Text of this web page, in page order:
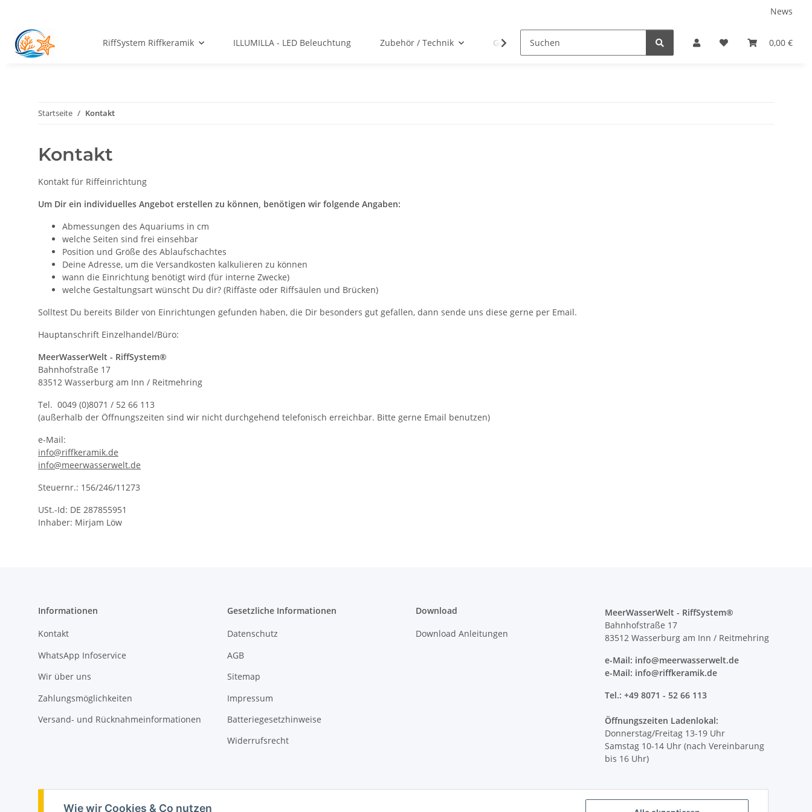
Wie wir Cookies & Co nutzen
News
0,00 €
RiffSystem Riffkeramik ILLUMILLA - LED Beleuchtung Zubehör / Technik Gutscheine
Startseite Kontakt
Kontakt
Kontakt für Riffeinrichtung
Um Dir ein individuelles Angebot erstellen zu können, benötigen wir folgende Angaben:
Abmessungen des Aquariums in cm
welche Seiten sind frei einsehbar
Position und Größe des Ablaufschachtes
Deine Adresse, um die Versandkosten kalkulieren zu können
wann die Einrichtung benötigt wird (für interne Zwecke)
welche Gestaltungsart wünscht Du dir? (Riffäste oder Riffsäulen und Brücken)
Solltest Du bereits Bilder von Einrichtungen gefunden haben, die Dir besonders gut gefallen, dann sende uns diese gerne per Email.
Hauptanschrift Einzelhandel/Büro:
MeerWasserWelt - RiffSystem®
Bahnhofstraße 17
83512 Wasserburg am Inn / Reitmehring
Tel. 0049 (0)8071 / 52 66 113
(außerhalb der Öffnungszeiten sind wir nicht durchgehend telefonisch erreichbar. Bitte gerne Email benutzen)
e-Mail:
info@riffkeramik.de
info@meerwasserwelt.de
Steuernr.: 156/246/11273
USt.-Id: DE 287855951
Inhaber: Mirjam Löw
Informationen
Kontakt
WhatsApp Infoservice
Wir über uns
Zahlungsmöglichkeiten
Versand- und Rücknahmeinformationen
Gesetzliche Informationen
Datenschutz
AGB
Sitemap
Impressum
Batteriegesetzhinweise
Widerrufsrecht
Download
Download Anleitungen
MeerWasserWelt - RiffSystem®
Bahnhofstraße 17
83512 Wasserburg am Inn / Reitmehring
e-Mail: info@meerwasserwelt.de
e-Mail: info@riffkeramik.de
Tel.: +49 8071 - 52 66 113
Öffnungszeiten Ladenlokal:
Donnerstag/Freitag 13-19 Uhr
Samstag 10-14 Uhr (nach Vereinbarung
bis 16 Uhr)
Vertrag widerrufen